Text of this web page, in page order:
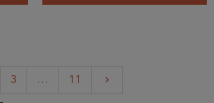
3 … 11 keyboard_arrow_right